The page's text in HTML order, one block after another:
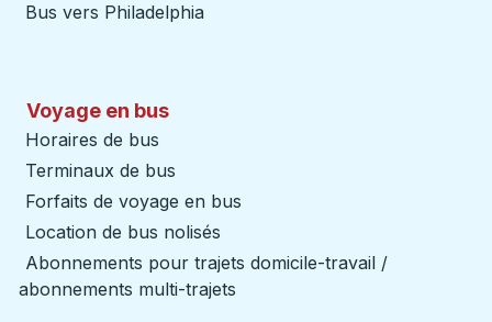
Bus vers Philadelphia
Voyage en bus
Horaires de bus
Terminaux de bus
Forfaits de voyage en bus
Location de bus nolisés
Abonnements pour trajets domicile-travail /
abonnements multi-trajets